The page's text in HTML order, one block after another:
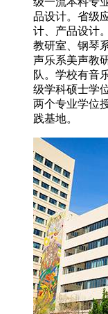
品设计。省级
计、产品设计
教研室、钢琴
声乐系美声教
队。学校有音
级学科硕士学
两个专业学位
践基地。